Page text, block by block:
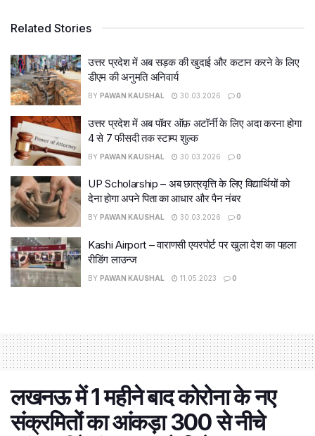
Related Stories
उत्तर प्रदेश में अब सड़क की खुदाई और कटान करने के लिए
डीएम की अनुमति अनिवार्य
BY PAWAN KAUSHAL 30.03.2026 0
उत्तर प्रदेश में अब पॉवर ऑफ़ अटॉर्नी के लिए अदा करना होगा
4 से 7 फीसदी तक स्टाम्प शुल्क
BY PAWAN KAUSHAL 30.03.2026 0
UP Scholarship – अब छात्रवृत्ति के लिए विद्यार्थियों को
देना होगा अपने पिता का आधार और पैन नंबर
BY PAWAN KAUSHAL 30.03.2026 0
Kashi Airport – वाराणसी एयरपोर्ट पर खुला देश का पहला
रीडिंग लाउन्ज
BY PAWAN KAUSHAL 11.05.2023 0
लखनऊ में 1 महीने बाद कोरोना के नए
संक्रमितों का आंकड़ा 300 से नीचे